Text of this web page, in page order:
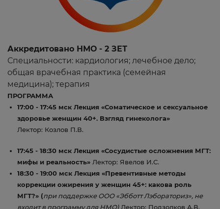
Аккредитовано НМО - 2 ЗЕТ
Специальности: кардиология; лечебное дело;
общая врачебная практика (семейная
медицина); терапия
ПРОГРАММА
17:00 - 17:45 мск Лекция «Соматическое и сексуальное
здоровье женщин 40+. Взгляд гинеколога»​
Лектор: Козлов П.В.
17:45 - 18:30 мск Лекция «Сосудистые осложнения МГТ:
мифы и реальность» Лектор: Явелов И.С.
18:30 - 19:00 мск Лекция «Превентивные методы
коррекции ожирения у женщин 45+: какова роль
МГТ?»​ (при поддержке ООО «Эбботт Лэбораториз», не
входит в программу для НМО)Лектор: Подзолков А.В.